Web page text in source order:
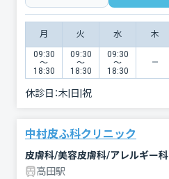
月 火 水 木
09:30
〜
18:30
09:30
〜
18:30
09:30
〜
18:30
休診日：木|日|祝
中村皮ふ科クリニック
皮膚科/美容皮膚科/アレルギー科
高田駅